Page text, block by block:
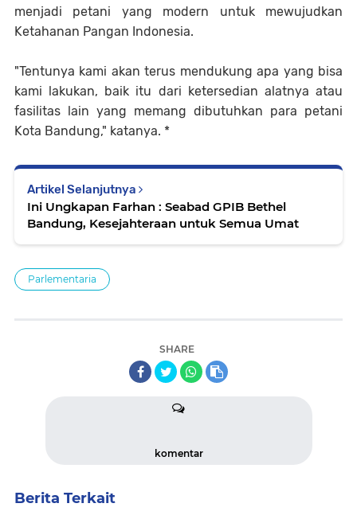
menjadi petani yang modern untuk mewujudkan
Ketahanan Pangan Indonesia.
"Tentunya kami akan terus mendukung apa yang bisa
kami lakukan, baik itu dari ketersedian alatnya atau
fasilitas lain yang memang dibutuhkan para petani
Kota Bandung," katanya. *
Artikel Selanjutnya
Ini Ungkapan Farhan : Seabad GPIB Bethel
Bandung, Kesejahteraan untuk Semua Umat
Parlementaria
SHARE
komentar
Berita Terkait